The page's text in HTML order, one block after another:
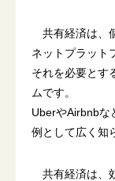
共有経済は、
ネットプラット
それを必要とす
ムです。
UberやAirbnbな
例として広く知
共有経済は、